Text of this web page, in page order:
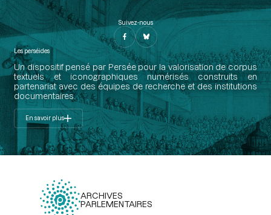
Suivez-nous
Les perséides
Un dispositif pensé par Persée pour la valorisation de corpus
textuels et iconographiques numérisés construits en
partenariat avec des équipes de recherche et des institutions
documentaires.
En savoir plus
ARCHIVES
PARLEMENTAIRES